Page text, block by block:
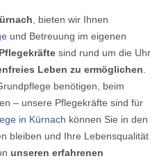
, bieten wir Ihnen
und Betreuung im eigenen
sind rund um die Uhr
Leben zu ermöglichen.
benötigen, beim
– unsere Pflegekräfte sind für
in Kürnach können Sie in den
bleiben und Ihre Lebensqualität
unseren erfahrenen